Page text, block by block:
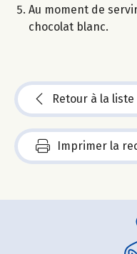
Au moment de
chocolat blanc.
Retour à la liste
Imprimer la